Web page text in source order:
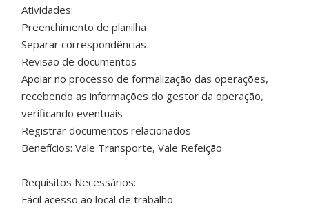
Atividades:
Preenchimento de planilha
Separar correspondências
Revisão de documentos
Apoiar no processo de formalização das operações,
recebendo as informações do gestor da operação,
verificando eventuais
Registrar documentos relacionados
Benefícios: Vale Transporte, Vale Refeição
Requisitos Necessários:
Fácil acesso ao local de trabalho